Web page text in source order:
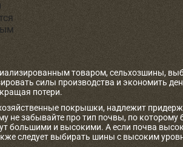
товаром, сельхозшины,
силы производства и экономить
потери.
покрышки, надлежит
не забывайте про тип почвы, по
большими и высокими. А если почва
следует выбирать шины с высоким